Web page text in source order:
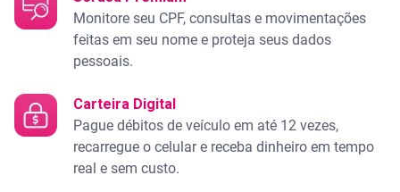
Monitore seu CPF, consultas e movimentações
feitas em seu nome e proteja seus dados
pessoais.
Carteira Digital
Pague débitos de veículo em até 12 vezes,
recarregue o celular e receba dinheiro em tempo
real e sem custo.